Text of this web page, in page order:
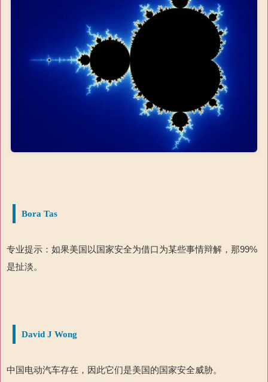
Bora Tas
专业提示：如果美国以国家安全为借口为某些事情辩解，那99%
是扯淡。
David J Wong
中国电动汽车存在，因此它们是美国的国家安全威胁。